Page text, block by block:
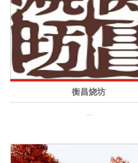
衡昌烧坊
...